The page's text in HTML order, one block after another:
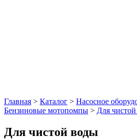
Главная > Каталог > Насосное
Бензиновые мотопомпы > Для
Для чистой воды